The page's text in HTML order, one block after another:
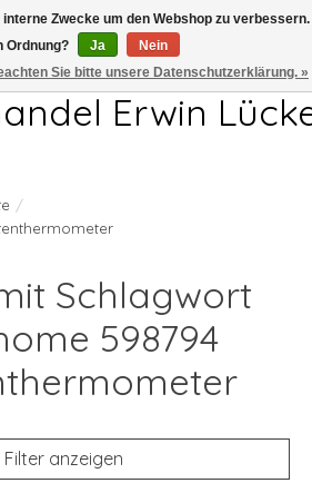
17.00Uhr FR 7.00-13.00Uhr
Erwin
/
Schlagwort
598794
Filter anzeigen
Zwecke um den Webshop zu verbessern.
Ordnung?
Ja
Nein
Sie bitte unsere Datenschutzerklärung. »